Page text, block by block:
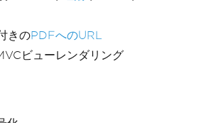
きのPDFへのURL
ビューレンダリング